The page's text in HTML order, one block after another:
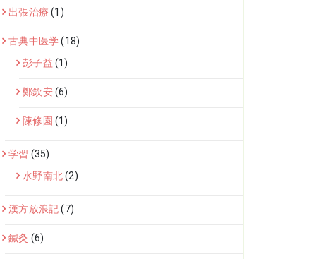
出張治療 (1)
古典中医学(18)
彭子益 (1)
鄭欽安(6)
陳修園 (1)
学習 (35)
水野南北(2)
漢方放浪記(7)
鍼灸 (6)